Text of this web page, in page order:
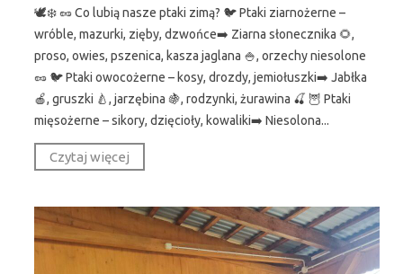
🕊️❄️ 🥜 Co lubią nasze ptaki zimą? 🐦 Ptaki ziarnożerne –
wróble, mazurki, zięby, dzwońce➡️ Ziarna słonecznika 🌻,
proso, owies, pszenica, kasza jaglana 🍚, orzechy niesolone
🥜 🐦 Ptaki owocożerne – kosy, drozdy, jemiołuszki➡️ Jabłka
🍎, gruszki 🍐, jarzębina 🍇, rodzynki, żurawina 🍒 🦉 Ptaki
mięsożerne – sikory, dzięcioły, kowaliki➡️ Niesolona...
Czytaj więcej